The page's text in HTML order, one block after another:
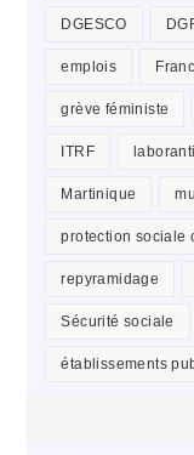
DGESCO
emplois
grève féministe
ITRF
Martinique
protection sociale
repyramidage
Sécurité sociale
établissements